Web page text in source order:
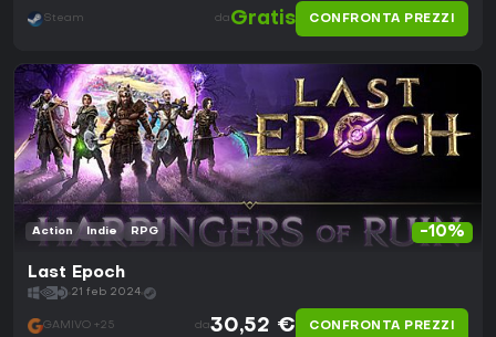
Steam da Gratis CONFRONTA PREZZI
-10%
Action Indie RPG
Last Epoch
21 feb 2024
GAMIVO +25 da30,52 € CONFRONTA PREZZI